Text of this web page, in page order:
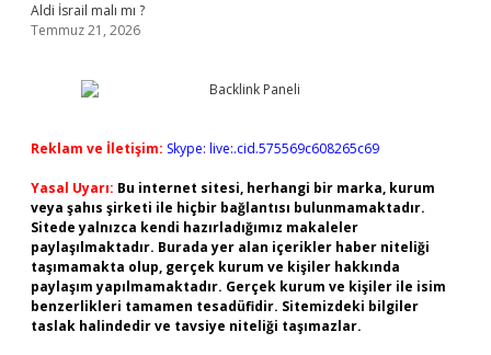
Aldi İsrail malı mı ?
Temmuz 21, 2026
Reklam ve İletişim: Skype: live:.cid.575569c608265c69
Yasal Uyarı: Bu internet sitesi, herhangi bir marka, kurum
veya şahıs şirketi ile hiçbir bağlantısı bulunmamaktadır.
Sitede yalnızca kendi hazırladığımız makaleler
paylaşılmaktadır. Burada yer alan içerikler haber niteliği
taşımamakta olup, gerçek kurum ve kişiler hakkında
paylaşım yapılmamaktadır. Gerçek kurum ve kişiler ile isim
benzerlikleri tamamen tesadüfidir. Sitemizdeki bilgiler
taslak halindedir ve tavsiye niteliği taşımazlar.